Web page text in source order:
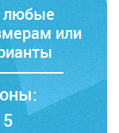
любые
или